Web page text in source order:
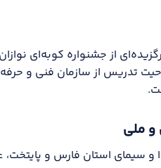
تدریس از سازمان فنی و
و ملی
و سیمای استان فارس و